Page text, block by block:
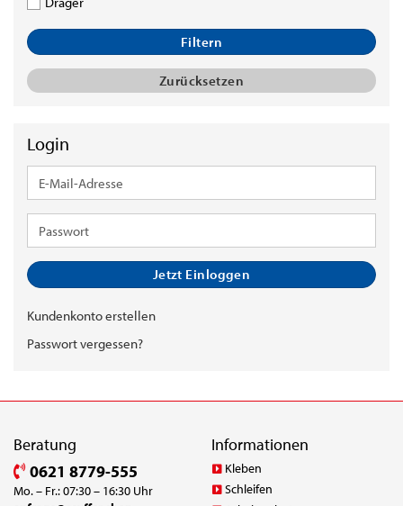
Filtern
Zurücksetzen
Login
E-
Mail-
Passwort
Jetzt Einloggen
Kundenkonto erstellen
Passwort vergessen?
Beratung
0621 8779-555
Mo. – Fr.: 07:30 – 16:30 Uhr
Informationen
Kleben
Schleifen